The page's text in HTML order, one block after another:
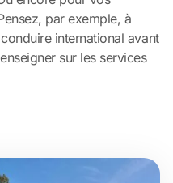
par exemple, à
international avant
sur les services